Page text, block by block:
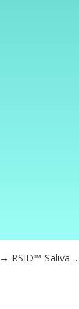
→ RSID™-Saliva